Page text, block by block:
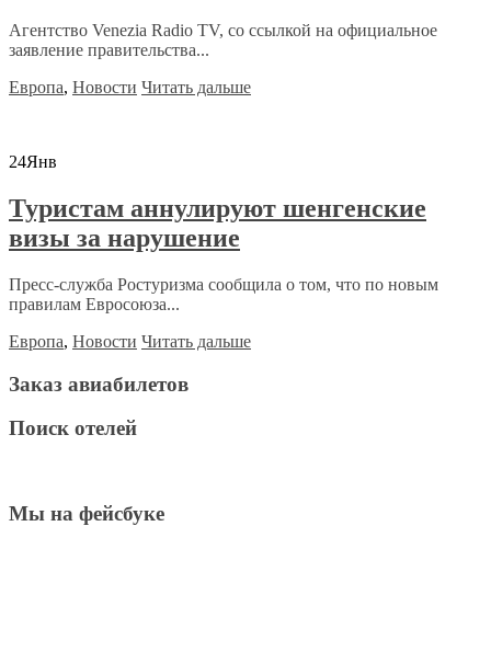
Агентство Venezia Radio TV, со ссылкой на официальное
заявление правительства...
Европа, Новости Читать дальше
24Янв
Туристам аннулируют шенгенские
визы за нарушение
Пресс-служба Ростуризма сообщила о том, что по новым
правилам Евросоюза...
Европа, Новости Читать дальше
Заказ авиабилетов
Поиск отелей
Мы на фейсбуке